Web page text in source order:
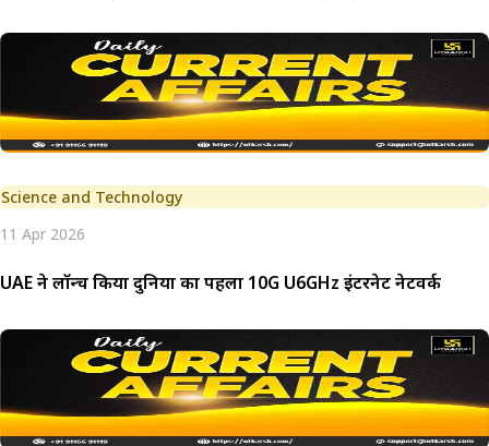
Science and Technology
11 Apr 2026
UAE ने लॉन्च किया दुनिया का पहला 10G U6GHz इंटरनेट नेटवर्क